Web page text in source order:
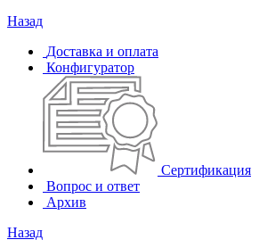
Назад
Доставка и оплата
Конфигуратор
Сертификация
Вопрос и ответ
Архив
Назад